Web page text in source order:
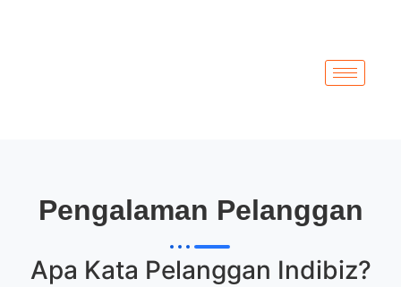
Pengalaman Pelanggan
Apa Kata Pelanggan Indibiz?